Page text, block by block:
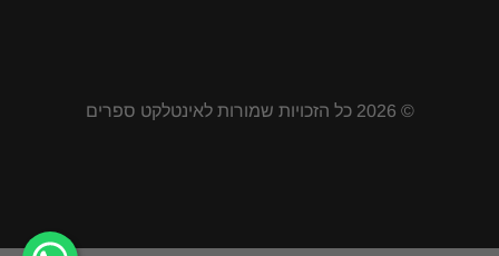
© 2026 כל הזכויות שמורות לאינטלקט ספרים